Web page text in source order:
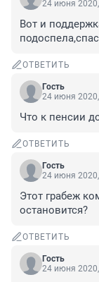
24 июня
Вот и
ОТВЕТИТЬ
Гость
24 июня
Что к пенсии
ОТВЕТИТЬ
Гость
24 июня
Этот грабеж
остановится?
ОТВЕТИТЬ
Гость
24 июня